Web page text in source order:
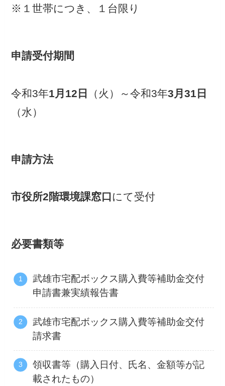
※１世帯につき、１台限り
申請受付期間
令和3年1月12日 （火）～令和3年3月31日
（水）
申請方法
市役所2階環境課窓口 にて受付
必要書類等
武雄市宅配ボックス購入費等補助金交付
申請書兼実績報告書
武雄市宅配ボックス購入費等補助金交付
請求書
領収書等（購入日付、氏名、金額等が記
載されたもの）